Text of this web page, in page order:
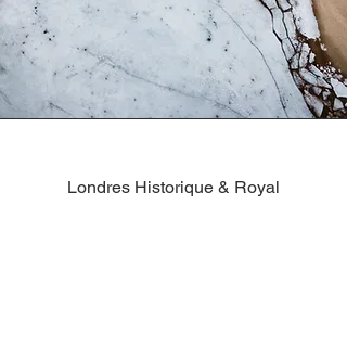
Londres Historique & Royal